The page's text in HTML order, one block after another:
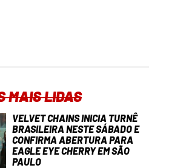
MAIS LIDAS
VELVET CHAINS INICIA TURNÊ
BRASILEIRA NESTE SÁBADO E
CONFIRMA ABERTURA PARA
EAGLE EYE CHERRY EM SÃO
PAULO